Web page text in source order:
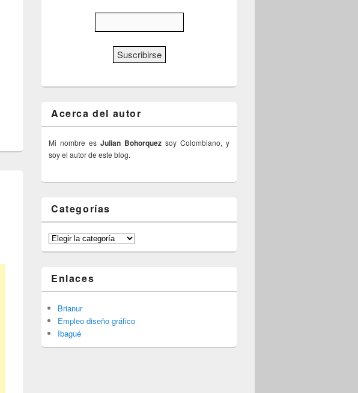
Acerca del autor
Mi nombre es Julian Bohorquez soy Colombiano, y
soy el autor de este blog.
Categorías
Categorías
Enlaces
Brianur
Empleo diseño gráfico
Ibagué